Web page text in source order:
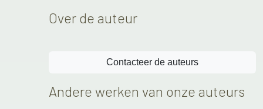
Over de auteur
Contacteer de auteurs
Andere werken van onze auteurs